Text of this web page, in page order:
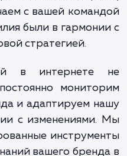
и
включает в
уже
был более
удаление или
SEO-